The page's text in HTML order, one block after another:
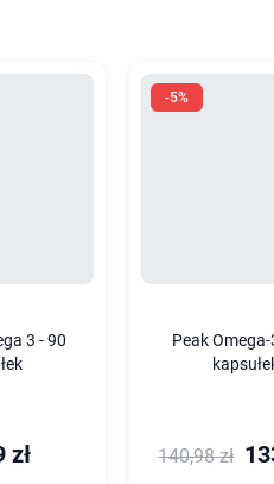
3 - 90
zł
-5%
Peak
140,98 zł